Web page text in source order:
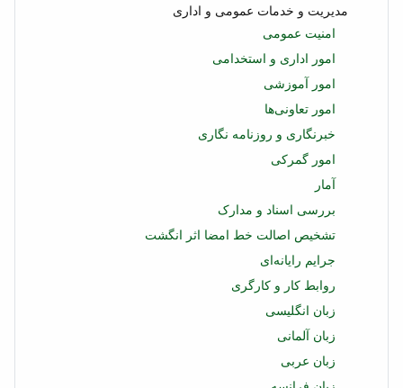
مدیریت و خدمات عمومی و اداری
امنیت عمومی
امور اداری و استخدامی
امور آموزشی
امور تعاونی‌ها
خبرنگاری و روزنامه نگاری
امور گمرکی
آمار
بررسی اسناد و مدارک
تشخیص اصالت خط امضا اثر انگشت
جرایم رایانه‌ای
روابط کار و کارگری
زبان انگلیسی
زبان آلمانی
زبان عربی